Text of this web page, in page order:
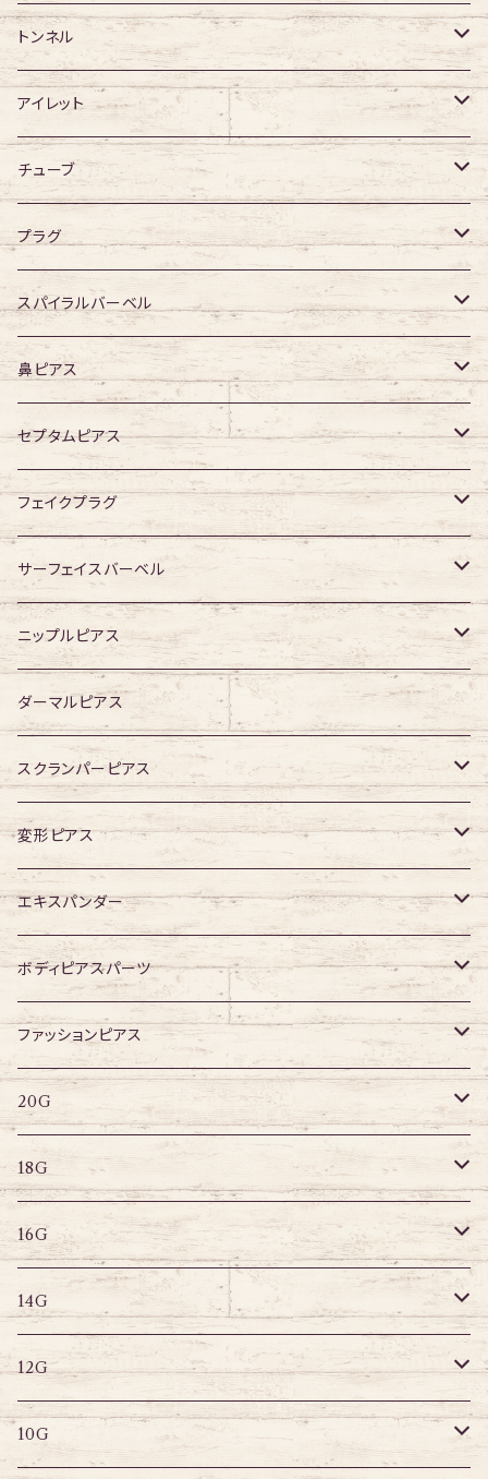
ジュエル有り
ジュエル有り
ジュエル無し
ジュエル有り
サージカルチタン
アクリル
ジュエル無し
ジュエル有り
トンネル
316Lサージカルステンレス
デザイン無し
デザイン有り
アクリル
アイレット
シングルフレア
ダブルフレア
チューブ
デザイン無し
デザイン有り
プラグ
デザイン無し
デザイン有り
スパイラルバーベル
316Lサージカルステンレス
ジュエル無し
ジュエル有り
サージカルチタン
ジュエル無し
ジュエル有り
鼻ピアス
ジュエル無し
ジュエル有り
セプタムピアス
ジュエル無し
ジュエル有り
フェイクプラグ
ジュエル無し
ジュエル有り
サーフェイスバーベル
ジュエル無し
ジュエル有り
ニップルピアス
ジュエル無し
ジュエル有り
ダーマルピアス
スクランパーピアス
16G
14G
変形ピアス
ジュエル無し
ジュエル有り
エキスパンダー
316Lサージカルステンレス
アクリル
その他
ボディピアスパーツ
ネジタイプ
20G
18G
16G
10G
8G
はめ込みタイプ
ファッションピアス
ポストピアス
リングピアス
その他
20G
キャプティブリング
ラブレット
18G
キャプティブリング
ストレートバーベル
デザインバーベル
ラブレット
バナナバーベル
16G
キャプティブリング
ストレートバーベル
デザインバーベル
ラブレット
14G
キャプティブリング
ストレートバーベル
12G
キャプティブリング
10G